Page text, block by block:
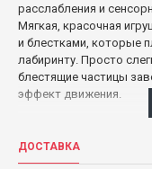
расслабления и
Мягкая, красочная
и блестками, которые
лабиринту. Просто
блестящие частицы
эффект движения.
-стимулирует зрение и
-помогает
ДОСТАВКА